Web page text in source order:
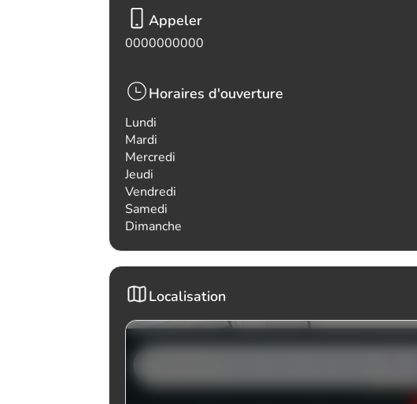
Appeler
0000000000
Horaires d'ouverture
Lundi
Mardi
Mercredi
Jeudi
Vendredi
Samedi
Dimanche
Localisation